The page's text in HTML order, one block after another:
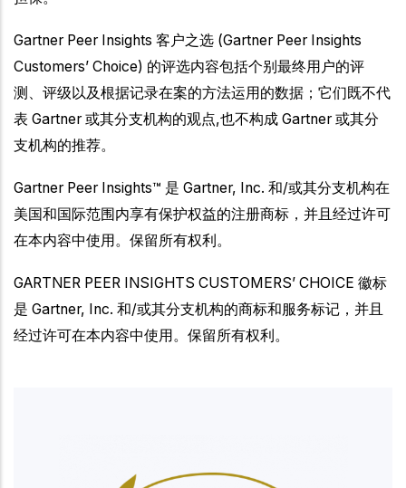
Gartner Peer Insights 客户之选 (Gartner Peer Insights
Customers’ Choice) 的评选内容包括个别最终用户的评
测、评级以及根据记录在案的方法运用的数据；它们既不代
表 Gartner 或其分支机构的观点,也不构成 Gartner 或其分
支机构的推荐。
Gartner Peer Insights™ 是 Gartner, Inc. 和/或其分支机构在
美国和国际范围内享有保护权益的注册商标，并且经过许可
在本内容中使用。保留所有权利。
GARTNER PEER INSIGHTS CUSTOMERS’ CHOICE 徽标
是 Gartner, Inc. 和/或其分支机构的商标和服务标记，并且
经过许可在本内容中使用。保留所有权利。